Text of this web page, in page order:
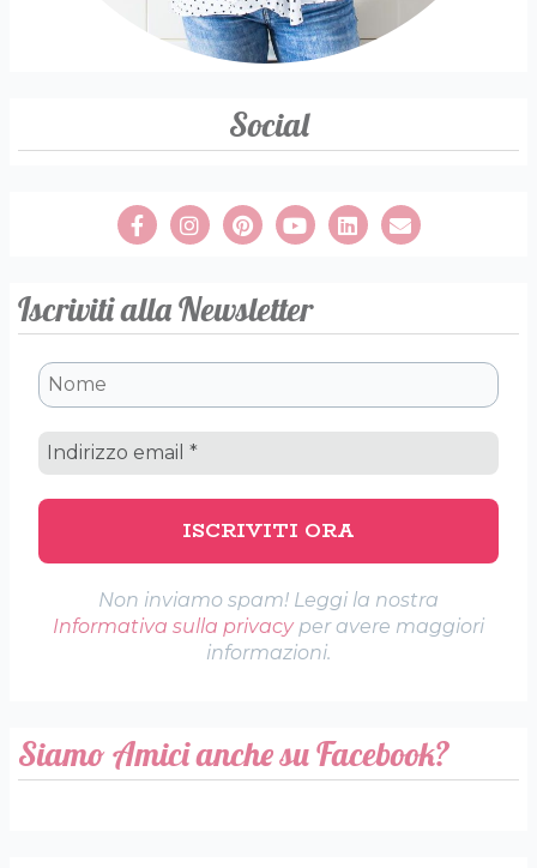
Social
Iscriviti alla Newsletter
Non inviamo spam! Leggi la nostra
Informativa sulla privacyper avere maggiori
informazioni.
Siamo Amici anche su Facebook?